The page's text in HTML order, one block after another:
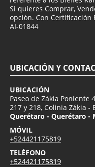
Si quieres Comprar,
opción. Con Certificación
AI-01844
UBICACIÓN Y
UBICACIÓN
Paseo de Zákia Poniente
217 y 218, Colinia Zákia
Querétaro - Querétaro -
MÓVIL
+524421175819
TELÉFONO
+524421175819